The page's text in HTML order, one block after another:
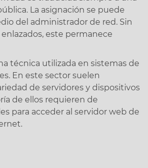
La asignación se puede
del administrador de red. Sin
este permanece
técnica utilizada en sistemas de
En este sector suelen
de servidores y dispositivos
de ellos requieren de
para acceder al servidor web de